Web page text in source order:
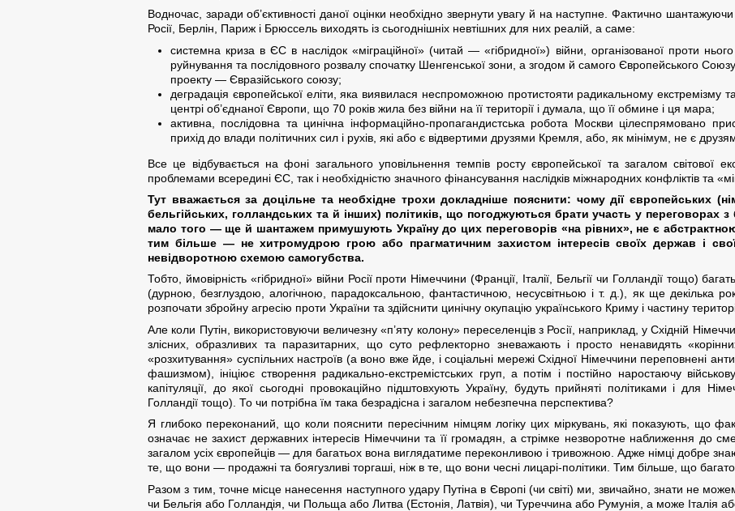
Водночас, заради об’єктивності даної оцінки необхідно звернути увагу й на наступне. Фактично
Росії, Берлін, Париж і Брюссель виходять із сьогоднішніх невтішних для них реалій, а саме:
системна криза в ЄС в наслідок «міграційної» (читай — «гібридної») війни, організованої проти
руйнування та послідовного розвалу спочатку Шенгенської зони, а згодом й самого Європейського Союзу
проекту — Євразійського союзу;
деградація європейської еліти, яка виявилася неспроможною протистояти радикальному
центрі об’єднаної Європи, що 70 років жила без війни на її території і думала, що її обмине і ця мара;
активна, послідовна та цинічна інформаційно-пропагандистська робота Москви цілеспрямовано
прихід до влади політичних сил і рухів, які або є відвертими друзями Кремля, або, як мінімум, не є
Все це відбувається на фоні загального уповільнення темпів росту європейської та загалом світової
проблемами всередині ЄС, так і необхідністю значного фінансування наслідків міжнародних конфліктів та
Тут вважається за доцільне та необхідне трохи докладніше пояснити: чому дії європейських
бельгійських, голландських та й інших) політиків, що погоджуються брати участь у переговорах з
мало того — ще й шантажем примушують Україну до цих переговорів «на рівних», не є
тим більше — не хитромудрою грою або прагматичним захистом інтересів своїх держав і
невідворотною схемою самогубства.
Тобто, ймовірність «гібридної» війни Росії проти Німеччини (Франції, Італії, Бельгії чи Голландії тощо)
(дурною, безглуздою, алогічною, парадоксальною, фантастичною, несусвітньою і т. д.), як ще декілька
розпочати збройну агресію проти України та здійснити цинічну окупацію українського Криму і частину
Але коли Путін, використовуючи величезну «п’яту колону» переселенців з Росії, наприклад, у Східній
злісних, образливих та паразитарних, що суто рефлекторно зневажають і просто ненавидять
«розхитування» суспільних настроїв (а воно вже йде, і соціальні мережі Східної Німеччини переповнені
фашизмом), ініціює створення радикально-екстремістських груп, а потім і постійно наростаючу
капітуляції, до якої сьогодні провокаційно підштовхують Україну, будуть прийняті політиками і для
Голландії тощо). То чи потрібна їм така безрадісна і загалом небезпечна перспектива?
Я глибоко переконаний, що коли пояснити пересічним німцям логіку цих міркувань, які показують, що
означає не захист державних інтересів Німеччини та її громадян, а стрімке незворотне наближення до
загалом усіх європейців — для багатьох вона виглядатиме переконливою і тривожною. Адже німці добре
те, що вони — продажні та боягузливі торгаші, ніж в те, що вони чесні лицарі-політики. Тим більше, що
Разом з тим, точне місце нанесення наступного удару Путіна в Європі (чи світі) ми, звичайно, знати не
чи Бельгія або Голландія, чи Польща або Литва (Естонія, Латвія), чи Туреччина або Румунія, а може Італія